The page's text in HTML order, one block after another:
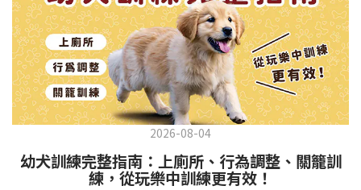
2026-08-04
幼犬訓練完整指南：上廁所、行為調整、關籠訓
練，從玩樂中訓練更有效！